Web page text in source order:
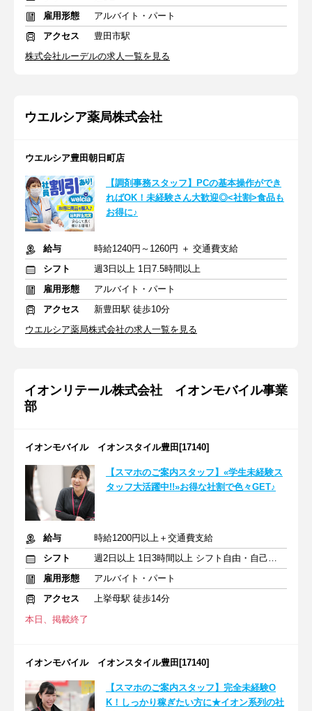
雇用形態
アルバイト・パート
アクセス
豊田市駅
株式会社ルーデルの求人一覧を見る
ウエルシア薬局株式会社
ウエルシア豊田朝日町店
【調剤事務スタッフ】PCの基本操作ができ
ればOK！未経験さん大歓迎◎<社割>食品も
お得に♪
給与
時給1240円～1260円 ＋ 交通費支給
シフト
週3日以上 1日7.5時間以上
雇用形態
アルバイト・パート
アクセス
新豊田駅 徒歩10分
ウエルシア薬局株式会社の求人一覧を見る
イオンリテール株式会社 イオンモバイル事業
部
イオンモバイル イオンスタイル豊田[17140]
【スマホのご案内スタッフ】«学生未経験ス
タッフ大活躍中!!»お得な社割で色々GET♪
給与
時給1200円以上＋交通費支給
シフト
週2日以上 1日3時間以上 シフト自由・自己申告
雇用形態
アルバイト・パート
アクセス
上挙母駅 徒歩14分
本日、掲載終了
イオンモバイル イオンスタイル豊田[17140]
【スマホのご案内スタッフ】完全未経験O
K！しっかり稼ぎたい方に★イオン系列の社